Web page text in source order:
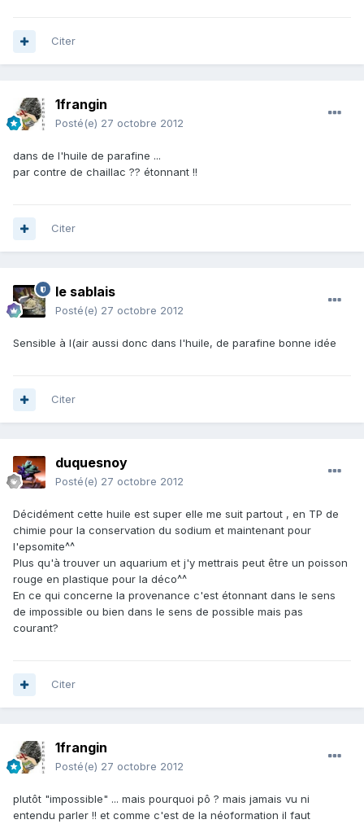
Citer
1frangin
Posté(e) 27 octobre 2012
dans de l'huile de parafine ...
par contre de chaillac ?? étonnant !!
Citer
le sablais
Posté(e) 27 octobre 2012
Sensible à l(air aussi donc dans l'huile, de parafine bonne idée
Citer
duquesnoy
Posté(e) 27 octobre 2012
Décidément cette huile est super elle me suit partout , en TP de
chimie pour la conservation du sodium et maintenant pour
l'epsomite^^
Plus qu'à trouver un aquarium et j'y mettrais peut être un poisson
rouge en plastique pour la déco^^
En ce qui concerne la provenance c'est étonnant dans le sens
de impossible ou bien dans le sens de possible mais pas
courant?
Citer
1frangin
Posté(e) 27 octobre 2012
plutôt "impossible" ... mais pourquoi pô ? mais jamais vu ni
entendu parler !! et comme c'est de la néoformation il faut